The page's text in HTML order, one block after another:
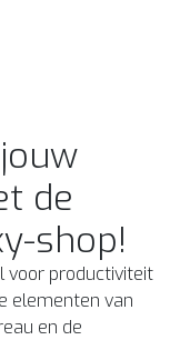
de
shop!
voor productiviteit
elementen van
en de